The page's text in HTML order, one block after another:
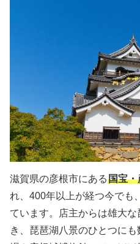
滋賀県の彦根市にある国宝・
れ、400年以上が経つ今でも、
ています。店主からは雄大
き、琵琶湖八景のひとつに